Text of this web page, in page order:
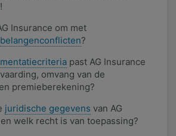
Insurance om met
belangenconflicten?
past AG Insurance
omvang van de
premieberekening?
juridische gegevens van AG
welk recht is van toepassing?